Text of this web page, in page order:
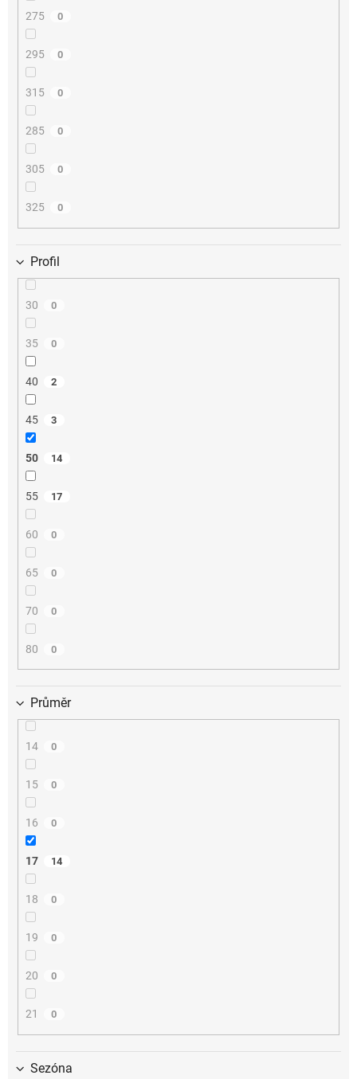
275 0
295 0
315 0
285 0
305 0
325 0
Profil
30 0
35 0
40 2
45 3
50 14
55 17
60 0
65 0
70 0
80 0
Průměr
14 0
15 0
16 0
17 14
18 0
19 0
20 0
21 0
Sezóna